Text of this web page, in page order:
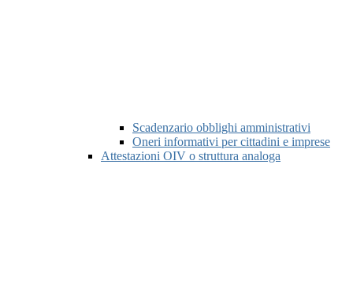
Scadenzario obblighi amministrativi
Oneri informativi per cittadini e imprese
Attestazioni OIV o struttura analoga